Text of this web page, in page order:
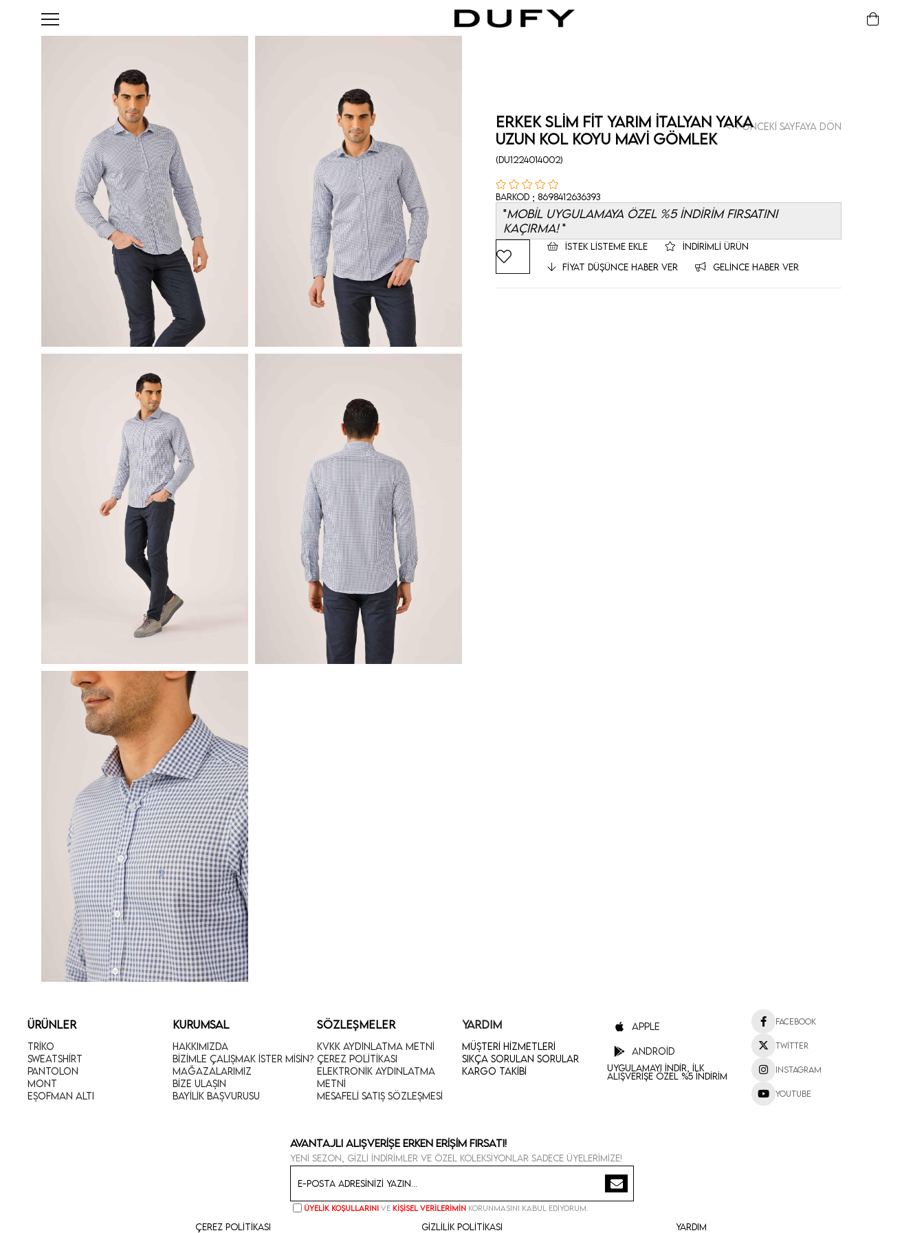
< < Önceki Sayfaya Dön
Erkek Slim Fit Yarım İtalyan Yaka
Uzun Kol Koyu Mavi Gömlek
(DU1224014002)
Barkod : 8698412636393
MOBİL UYGULAMAYA ÖZEL %5 İNDİRİM FIRSATINI
KAÇIRMA!
İSTEK LISTEME EKLE
İNDIRIMLI ÜRÜN
FIYAT DÜŞÜNCE HABER VER
GELINCE HABER VER
ÜRÜNLER
Triko
Sweatshirt
Pantolon
Mont
Eşofman Altı
KURUMSAL
Hakkımızda
Bizimle Çalışmak İster Misin?
Mağazalarımız
Bize Ulaşın
Bayilik Başvurusu
SÖZLEŞMELER
KVKK Aydınlatma Metni
Çerez Politikası
Elektronik Aydınlatma
Metni
Mesafeli Satış Sözleşmesi
YARDIM
Müşteri Hizmetleri
Sıkça Sorulan Sorular
Kargo Takibi
Apple
Android
Uygulamayı İndir, İlk
Alışverişe Özel %5 İndirim
Facebook
Twitter
Instagram
Youtube
Avantajlı Alışverişe Erken Erişim Fırsatı!
Yeni sezon, gizli indirimler ve özel koleksiyonlar sadece üyelerimize!
Üyelik koşullarını ve kişisel verilerimin korunmasını kabul ediyorum.
Çerez Politikası Gizlilik Politikası Yardım